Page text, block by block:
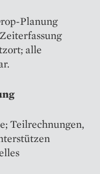
Planung
alle
Teilrechnungen,